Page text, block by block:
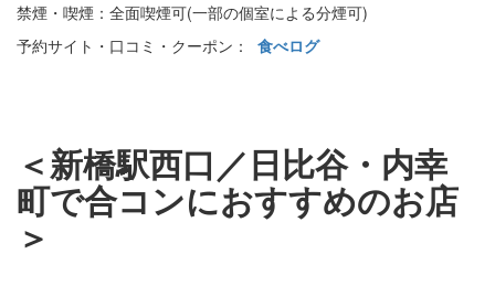
禁煙・喫煙：全面喫煙可(一部の個室による分煙可)
予約サイト・口コミ・クーポン： 食べログ
＜新橋駅西口／日比谷・内幸
町で合コンにおすすめのお店
＞